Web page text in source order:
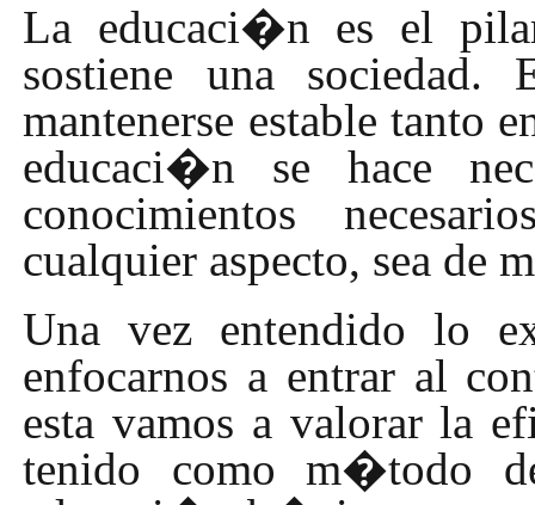
La educaci�n es el
sostiene una sociedad.
mantenerse estable tanto
educaci�n se hace
conocimientos
cualquier aspecto, sea de
Una vez entendido lo
enfocarnos a entrar al
esta vamos a valorar la
tenido como m�todo